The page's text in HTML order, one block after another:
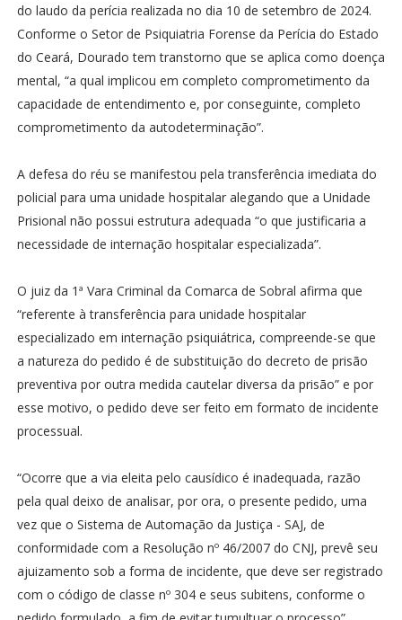
do laudo da perícia realizada no dia 10 de setembro de 2024.
Conforme o Setor de Psiquiatria Forense da Perícia do Estado
do Ceará, Dourado tem transtorno que se aplica como doença
mental, “a qual implicou em completo comprometimento da
capacidade de entendimento e, por conseguinte, completo
comprometimento da autodeterminação”.
A defesa do réu se manifestou pela transferência imediata do
policial para uma unidade hospitalar alegando que a Unidade
Prisional não possui estrutura adequada “o que justificaria a
necessidade de internação hospitalar especializada”.
O juiz da 1ª Vara Criminal da Comarca de Sobral afirma que
“referente à transferência para unidade hospitalar
especializado em internação psiquiátrica, compreende-se que
a natureza do pedido é de substituição do decreto de prisão
preventiva por outra medida cautelar diversa da prisão” e por
esse motivo, o pedido deve ser feito em formato de incidente
processual.
“Ocorre que a via eleita pelo causídico é inadequada, razão
pela qual deixo de analisar, por ora, o presente pedido, uma
vez que o Sistema de Automação da Justiça - SAJ, de
conformidade com a Resolução nº 46/2007 do CNJ, prevê seu
ajuizamento sob a forma de incidente, que deve ser registrado
com o código de classe nº 304 e seus subitens, conforme o